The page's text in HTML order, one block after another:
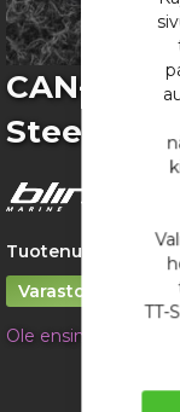
TT-
Skip
to
the
beginning
the
gallery
CAN-
Steering
Tuotenumero:
Varastossa
Ole ensimmäinen